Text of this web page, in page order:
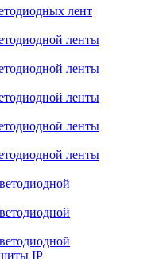
лент
ленты
ленты
ленты
ленты
ленты
IP